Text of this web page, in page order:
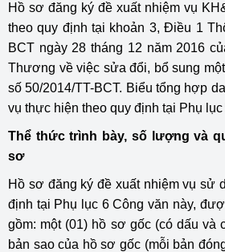
Hồ sơ đăng ký đề xuất nhiệm vụ
theo quy định tại khoản 3, Điều 1
BCT ngày 28 tháng 12 năm 2016
Thương về việc sửa đổi, bổ sung
số 50/2014/TT-BCT. Biểu tổng hợp
vụ thực hiện theo quy định tại Phụ
Thể thức trình bày, số lượng và
sơ
Hồ sơ đăng ký đề xuất nhiệm vụ sử
định tại Phụ lục 6 Công văn này,
gồm: một (01) hồ sơ gốc (có dấu và
bản sao của hồ sơ gốc (mỗi bản